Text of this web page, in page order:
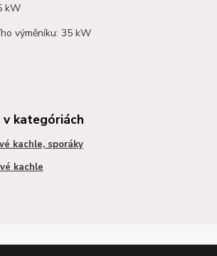
kW
výměníku: 35 kW
kategóriách
kachle, sporáky
kachle